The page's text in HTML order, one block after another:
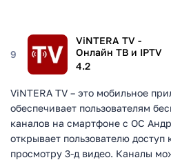
9
ViNTERA TV -
Онлайн ТВ и IPTV
4.2
ViNTERA TV – это мобильное
обеспечивает пользователям
каналов на смартфоне с ОС
открывает пользователю доступ
просмотру 3-д видео. Каналы